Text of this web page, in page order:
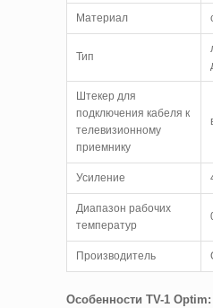
Материал
Тип
Штекер для
подключения кабеля к
телевизионному
приемнику
Усиление
Диапазон рабочих
температур
Производитель
Особенности TV-1 Optim: